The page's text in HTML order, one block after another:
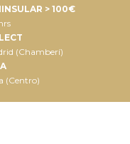
> 100€
(Chamberí)
(Centro)